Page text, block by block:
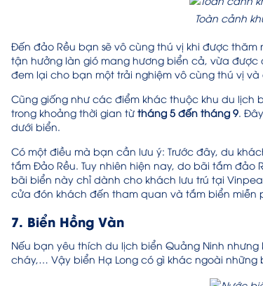
Toàn cảnh
Đến đảo Rều bạn sẽ vô cùng thú vị khi được
tận hưởng làn gió mang hương biển cả, vừa
đem lại cho bạn một trải nghiệm vô cùng thú vị và
Cũng giống như các điểm khác thuộc khu du lịch
trong khoảng thời gian từ tháng 5 đến tháng 9 .
dưới biển.
Có một điều mà bạn cần lưu ý: Trước đây, du
tắm Đảo Rều. Tuy nhiên hiện nay, do bãi tắm đảo
bãi biển này chỉ dành cho khách lưu trú tại
cửa đón khách đến tham quan và tắm biển miễn
7. Biển Hồng Vàn
Nếu bạn yêu thích du lịch biển Quảng Ninh
cháy,… Vậy biển Hạ Long có gì khác ngoài những